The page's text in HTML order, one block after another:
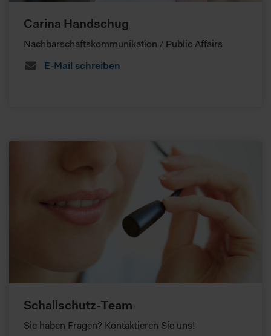
Carina Handschug
Nachbarschaftskommunikation / Public Affairs
E-Mail schreiben
Schallschutz-Team
Sie haben Fragen? Kontaktieren Sie uns!